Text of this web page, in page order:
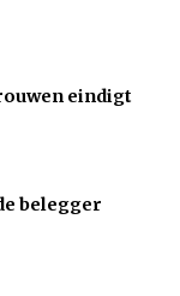
eindigt
belegger